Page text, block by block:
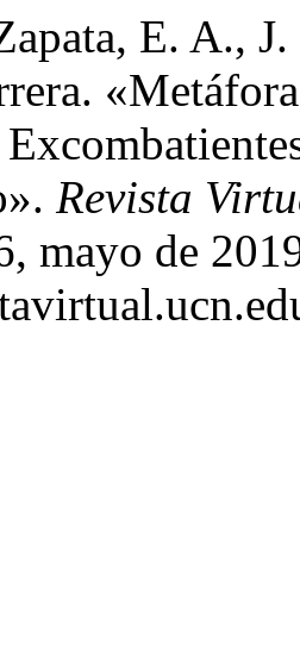
E. A.,
Revista
mayo de